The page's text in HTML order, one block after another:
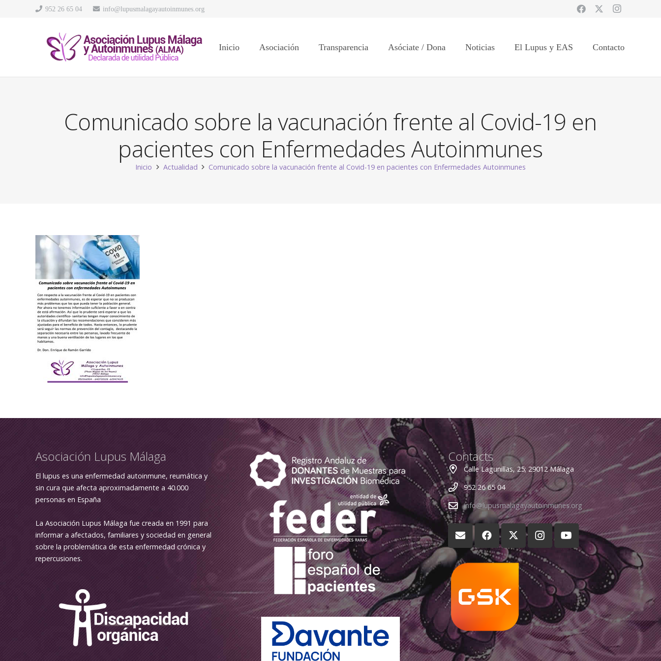
952 26 65 04 info@lupusmalagayautoinmunes.org
Inicio Asociación Transparencia Asóciate / Dona Noticias El Lupus y EAS Contacto
Comunicado sobre la vacunación frente al Covid-19 en
pacientes con Enfermedades Autoinmunes
Inicio Actualidad Comunicado sobre la vacunación frente al Covid-19 en pacientes con Enfermedades Autoinmunes
Asociación Lupus Málaga
El lupus es una enfermedad autoinmune, reumática y
sin cura que afecta aproximadamente a 40.000
personas en España
La Asociación Lupus Málaga fue creada en 1991 para
informar a afectados, familiares y sociedad en general
sobre la problemática de esta enfermedad crónica y
repercusiones.
Contacts
Calle Lagunillas, 25; 29012 Málaga
952 26 65 04
info@lupusmalagayautoinmunes.org